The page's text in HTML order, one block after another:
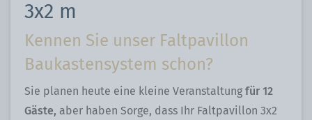
3x2 m
Kennen Sie unser Faltpavillon
Baukastensystem schon?
Sie planen heute eine kleine Veranstaltung für 12
Gäste, aber haben Sorge, dass Ihr Faltpavillon 3x2